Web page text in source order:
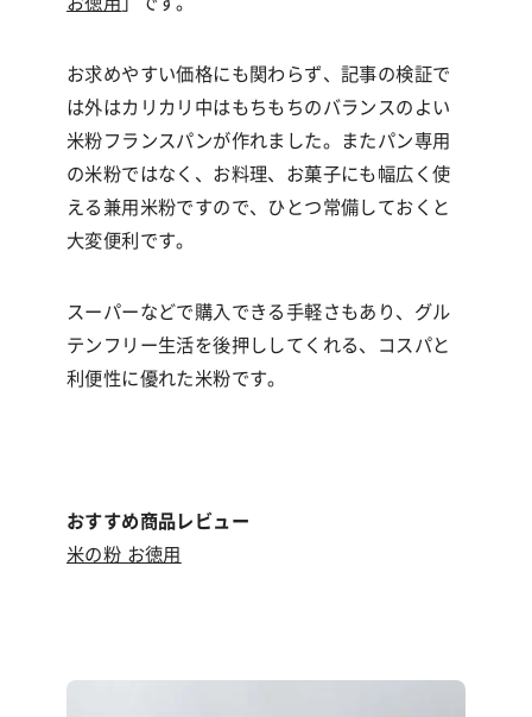
お求めやすい価格にも関わらず、記事の検証で
は外はカリカリ中はもちもちのバランスのよい
米粉フランスパンが作れました。またパン専用
の米粉ではなく、お料理、お菓子にも幅広く使
える兼用米粉ですので、ひとつ常備しておくと
大変便利です。
スーパーなどで購入できる手軽さもあり、グル
テンフリー生活を後押ししてくれる、コスパと
利便性に優れた米粉です。
おすすめ商品レビュー
米の粉 お徳用